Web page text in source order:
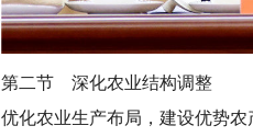
第二节 深化农业结构调整
优化农业生产布局，建设优势